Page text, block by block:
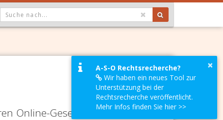
GEWÄHLTER WERT IST ALLE
Online-Gesetze-Services und
×
A-S-O Rechtsrecherche?
Wir haben ein neues Tool zur
Unterstützung bei der
Rechtsrecherche veröffentlicht.
Mehr Infos finden Sie hier >>